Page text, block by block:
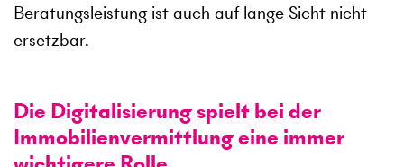
Beratungsleistung ist auch auf lange Sicht nicht
ersetzbar.
Die Digitalisierung spielt bei der
Immobilienvermittlung eine immer